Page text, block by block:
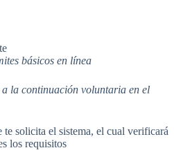
básicos en línea
la continuación voluntaria en el
te solicita el sistema, el cual verificará
los requisitos